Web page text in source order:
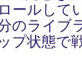
ールして
のライブ
プ状態で